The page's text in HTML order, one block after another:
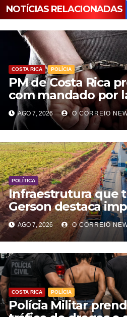
NOTÍCIAS RELACIONADAS
COSTA RICA POLÍCIA
PM de Costa Rica
com mandado por
dinheiro e
AGO 7, 2026 O CORREIO
POLÍTICA
Infraestrutura que
Gerson destaca
rodoviárias no
na qualidade de
AGO 7, 2026 O CORREIO
COSTA RICA POLÍCIA
Polícia Militar